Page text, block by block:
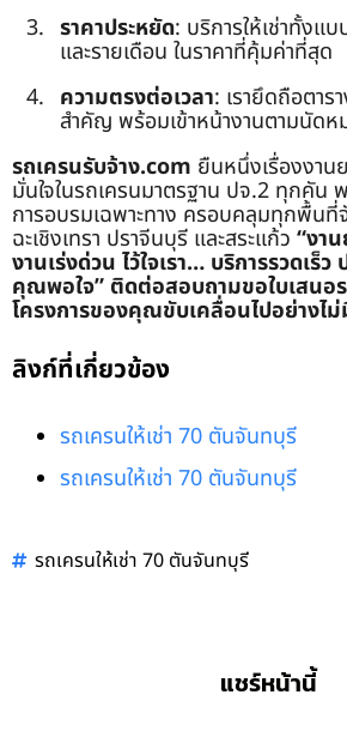
ราคาประหยัด: บริการให้เช่าทั้งแ
และรายเดือน ในราคาที่คุ้มค่าที่สุด
ความตรงต่อเวลา: เรายึดถือตาร
สำคัญ พร้อมเข้าหน้างานตามนัดห
รถเครนรับจ้าง.com ยืนหนึ่งเรื่องงาน
มั่นใจในรถเครนมาตรฐาน ปจ.2 ทุกคัน
การอบรมเฉพาะทาง ครอบคลุมทุกพื้นที่
ฉะเชิงเทรา ปราจีนบุรี และสระแก้ว “งา
งานเร่งด่วน ไว้ใจเรา… บริการรวดเร็
คุณพอใจ” ติดต่อสอบถามขอใบเสนอ
โครงการของคุณขับเคลื่อนไปอย่างไ
ลิงก์ที่เกี่ยวข้อง
รถเครนให้เช่า 70 ตันจันทบุรี
รถเครนให้เช่า 70 ตันจันทบุรี
รถเครนให้เช่า 70 ตันจันทบุรี
แชร์หน้านี้